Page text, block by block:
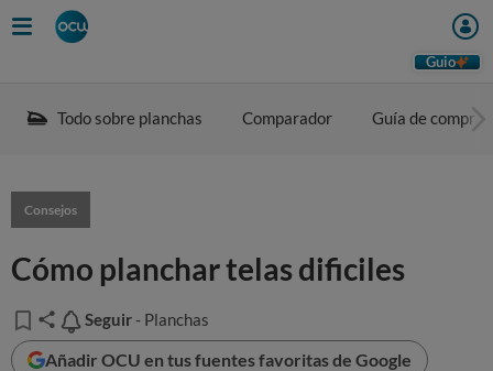
Guio
Todo sobre planchas Comparador Guía de compra
Consejos
Cómo planchar telas dificiles
Seguir
Seguir - Planchas
Añadir OCU en tus fuentes favoritas de Google